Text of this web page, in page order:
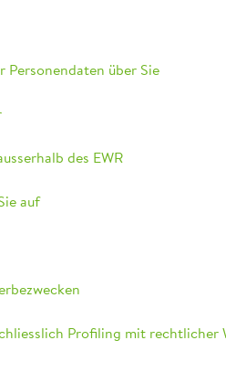
über Sie
des EWR
auf
Profiling mit rechtlicher